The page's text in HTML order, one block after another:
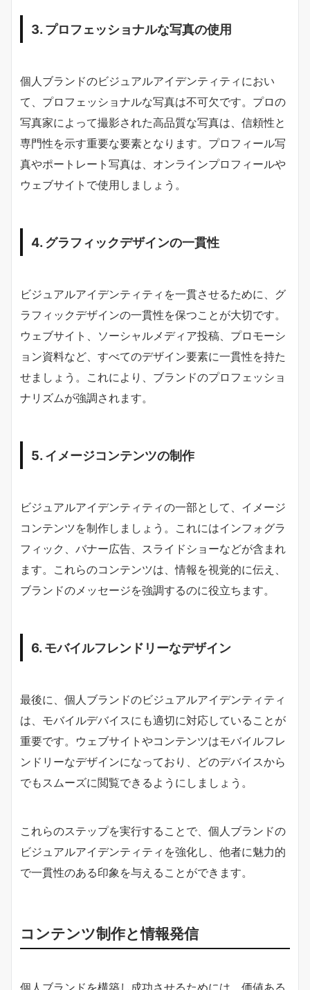
3. プロフェッショナルな写真の使用
個人ブランドのビジュアルアイデンティティにおい
て、プロフェッショナルな写真は不可欠です。プロの
写真家によって撮影された高品質な写真は、信頼性と
専門性を示す重要な要素となります。プロフィール写
真やポートレート写真は、オンラインプロフィールや
ウェブサイトで使用しましょう。
4. グラフィックデザインの一貫性
ビジュアルアイデンティティを一貫させるために、グ
ラフィックデザインの一貫性を保つことが大切です。
ウェブサイト、ソーシャルメディア投稿、プロモーシ
ョン資料など、すべてのデザイン要素に一貫性を持た
せましょう。これにより、ブランドのプロフェッショ
ナリズムが強調されます。
5. イメージコンテンツの制作
ビジュアルアイデンティティの一部として、イメージ
コンテンツを制作しましょう。これにはインフォグラ
フィック、バナー広告、スライドショーなどが含まれ
ます。これらのコンテンツは、情報を視覚的に伝え、
ブランドのメッセージを強調するのに役立ちます。
6. モバイルフレンドリーなデザイン
最後に、個人ブランドのビジュアルアイデンティティ
は、モバイルデバイスにも適切に対応していることが
重要です。ウェブサイトやコンテンツはモバイルフレ
ンドリーなデザインになっており、どのデバイスから
でもスムーズに閲覧できるようにしましょう。
これらのステップを実行することで、個人ブランドの
ビジュアルアイデンティティを強化し、他者に魅力的
で一貫性のある印象を与えることができます。
コンテンツ制作と情報発信